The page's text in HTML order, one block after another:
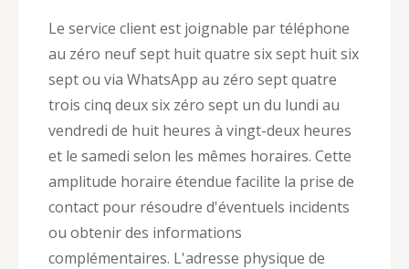
Le service client est joignable par téléphone
au zéro neuf sept huit quatre six sept huit six
sept ou via WhatsApp au zéro sept quatre
trois cinq deux six zéro sept un du lundi au
vendredi de huit heures à vingt-deux heures
et le samedi selon les mêmes horaires. Cette
amplitude horaire étendue facilite la prise de
contact pour résoudre d'éventuels incidents
ou obtenir des informations
complémentaires. L'adresse physique de